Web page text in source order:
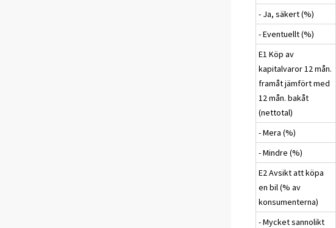
- Ja, säkert (%)
- Eventuellt (%)
E1 Köp av
kapitalvaror 12 mån.
framåt jämfört med
12 mån. bakåt
(nettotal)
- Mera (%)
- Mindre (%)
E2 Avsikt att köpa
en bil (% av
konsumenterna)
- Mycket sannolikt